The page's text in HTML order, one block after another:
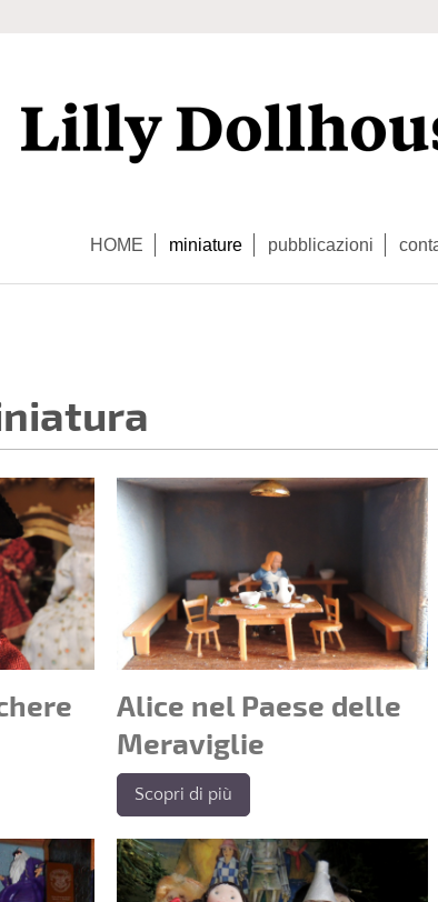
HOME miniature pubblicazioni
Alice nel Paese delle
Meraviglie
Scopri di più